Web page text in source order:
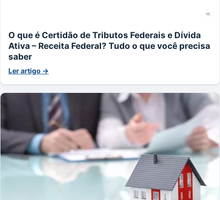
O que é Certidão de Tributos Federais e Dívida
Ativa – Receita Federal? Tudo o que você precisa
saber
Ler artigo →